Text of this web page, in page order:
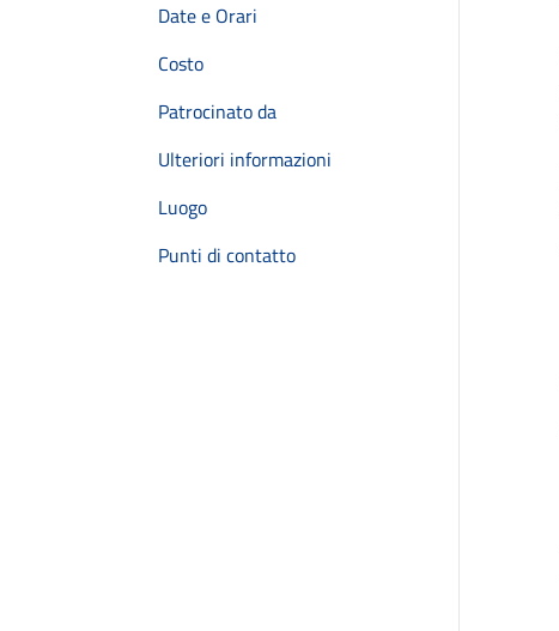
Date e Orari
Costo
Patrocinato da
Ulteriori informazioni
Luogo
Punti di contatto